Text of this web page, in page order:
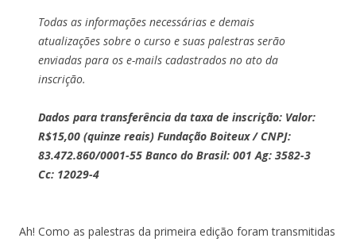
Todas as informações necessárias e demais
atualizações sobre o curso e suas palestras serão
enviadas para os e-mails cadastrados no ato da
inscrição.
Dados para transferência da taxa de inscrição: Valor:
R$15,00 (quinze reais) Fundação Boiteux / CNPJ:
83.472.860/0001-55 Banco do Brasil: 001 Ag: 3582-3
Cc: 12029-4
Ah! Como as palestras da primeira edição foram transmitidas